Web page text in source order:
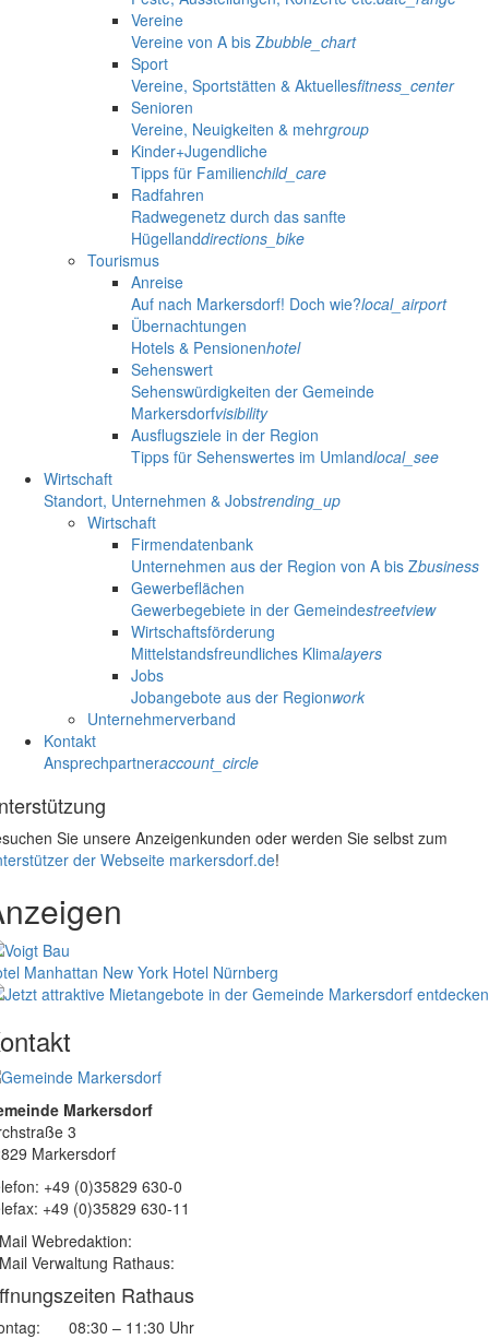
Vereine
Vereine von A bis Zbubble_chart
Sport
Vereine, Sportstätten & Aktuellesfitness_center
Senioren
Vereine, Neuigkeiten & mehrgroup
Kinder+Jugendliche
Tipps für Familienchild_care
Radfahren
Radwegenetz durch das sanfte
Hügellanddirections_bike
Tourismus
Anreise
Auf nach Markersdorf! Doch wie?local_airport
Übernachtungen
Hotels & Pensionenhotel
Sehenswert
Sehenswürdigkeiten der Gemeinde
Markersdorfvisibility
Ausflugsziele in der Region
Tipps für Sehenswertes im Umlandlocal_see
Wirtschaft
Standort, Unternehmen & Jobstrending_up
Wirtschaft
Firmendatenbank
Unternehmen aus der Region von A bis Zbusiness
Gewerbeflächen
Gewerbegebiete in der Gemeindestreetview
Wirtschaftsförderung
Mittelstandsfreundliches Klimalayers
Jobs
Jobangebote aus der Regionwork
Unternehmerverband
Kontakt
Ansprechpartneraccount_circle
Sie unsere Anzeigenkunden oder werden Sie selbst zum
der Webseite markersdorf.de!
Manhattan New York Hotel Nürnberg
Markersdorf
3
Markersdorf
+49 (0)35829 630-0
+49 (0)35829 630-11
Webredaktion:
Verwaltung Rathaus:
Rathaus
08:30 – 11:30 Uhr